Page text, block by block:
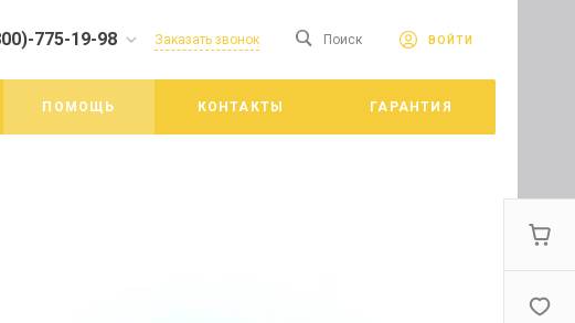
веб-сайте. Продолжая
конфиденциальности
Принять
775-19-98
ул. Троицкий
3
Заказать звонок Поиск ВОЙТИ
ПОМОЩЬ КОНТАКТЫ ГАРАНТИЯ